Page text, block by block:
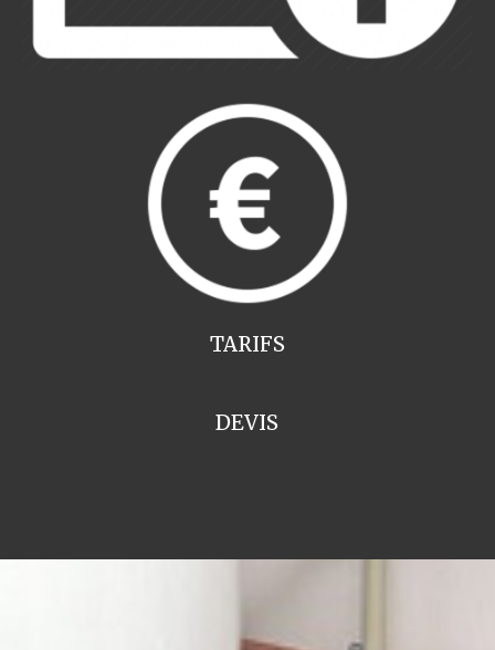
TARIFS
DEVIS